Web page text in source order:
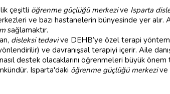
çeşitli öğrenme güçlüğü merkezive Isparta
ve bazı hastanelerin bünyesinde yer alır.
sağlamaktır.
disleksi tedavive DEHB’ye özel terapi
ve davranışsal terapiyi içerir. Aile
destek olacaklarını öğrenmeleri büyük önem
Isparta'daki öğrenme güçlüğü merkezive